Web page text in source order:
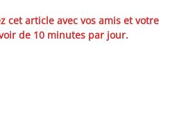
cet article avec vos amis et votre
de 10 minutes par jour.